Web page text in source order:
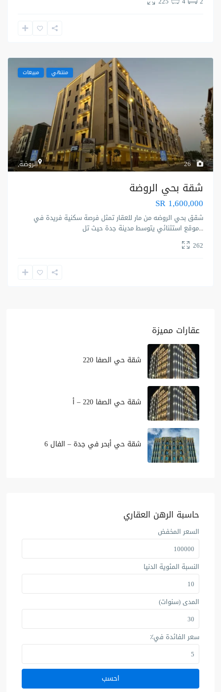
26 الروضة,
مبيعات منتهي
شقة بحي الروضة
SR 1,600,000
شقق بحي الروضه من مار للعقار تمثل فرصة سكنية فريدة في
موقع استثنائي يتوسط مدينة جدة حيث تل...
262
عقارات مميزة
شقة حي الصفا 220
شقة حي الصفا 220 – أ
شقة حي أبحر في جدة – الفال 6
حاسبة الرهن العقاري
السعر المخفض
النسبة المئوية الدنيا
المدى (سنوات)
سعر الفائدة في٪
احسب